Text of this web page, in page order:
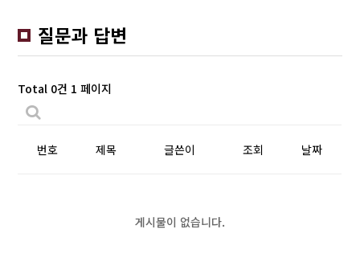
질문과 답변
Total 0건 1 페이지
번호 제목 글쓴이 조회 날짜
게시물이 없습니다.